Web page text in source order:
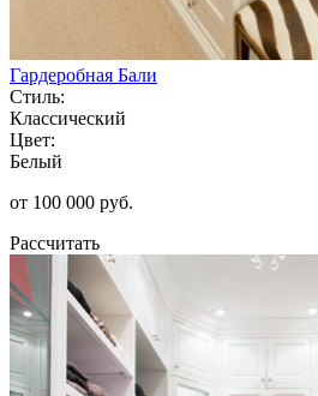
Гардеробная Бали
Стиль:
Классический
Цвет:
Белый
от 100 000 руб.
Рассчитать